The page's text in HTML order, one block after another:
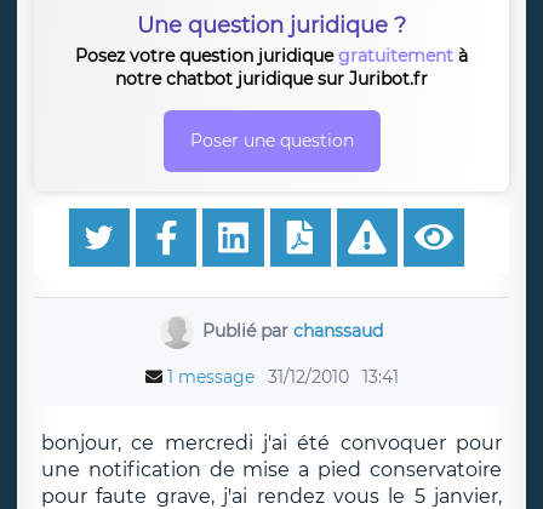
Une question juridique ?
Posez votre question juridiquegratuitement à
notre chatbot juridique sur Juribot.fr
Poser une question
Publié parchanssaud
1 message 31/12/2010 13:41
bonjour, ce mercredi j'ai été convoquer pour
une notification de mise a pied conservatoire
pour faute grave, j'ai rendez vous le 5 janvier,